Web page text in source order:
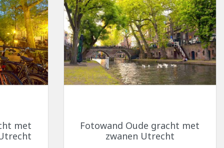
met
Snel bekijken
Fotowand Oude gracht met
zwanen Utrecht